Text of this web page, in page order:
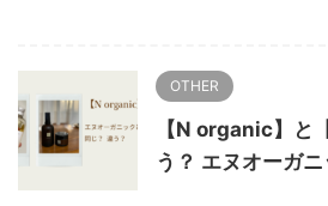
OTHER
【N organic】と
う？ エヌオーガ